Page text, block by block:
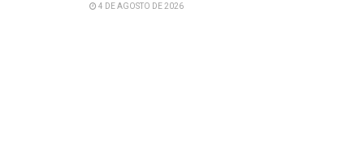
4 DE AGOSTO DE 2026